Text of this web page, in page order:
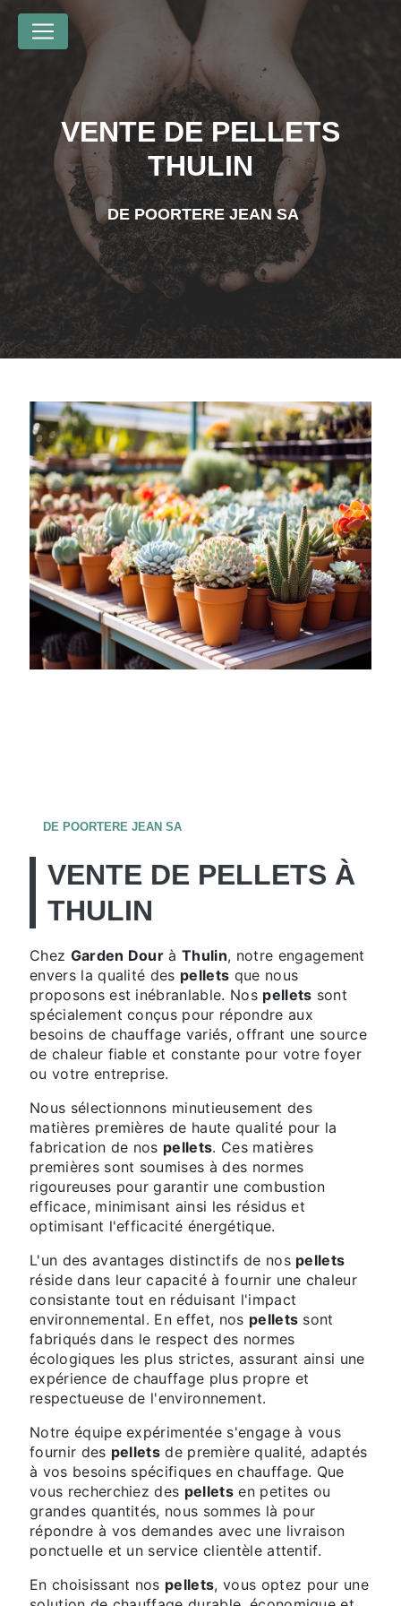
VENTE DE PELLETS
THULIN
DE POORTERE JEAN SA
DE POORTERE JEAN SA
VENTE DE PELLETS À
THULIN
Chez Garden Dour àThulin, notre engagement
envers la qualité des pellets que nous
proposons est inébranlable. Nos pellets sont
spécialement conçus pour répondre aux
besoins de chauffage variés, offrant une source
de chaleur fiable et constante pour votre foyer
ou votre entreprise.
Nous sélectionnons minutieusement des
matières premières de haute qualité pour la
fabrication de nos pellets. Ces matières
premières sont soumises à des normes
rigoureuses pour garantir une combustion
efficace, minimisant ainsi les résidus et
optimisant l'efficacité énergétique.
L'un des avantages distinctifs de nos pellets
réside dans leur capacité à fournir une chaleur
consistante tout en réduisant l'impact
environnemental. En effet, nos pellets sont
fabriqués dans le respect des normes
écologiques les plus strictes, assurant ainsi une
expérience de chauffage plus propre et
respectueuse de l'environnement.
Notre équipe expérimentée s'engage à vous
fournir des pellets de première qualité, adaptés
à vos besoins spécifiques en chauffage. Que
vous recherchiez des pelletsen petites ou
grandes quantités, nous sommes là pour
répondre à vos demandes avec une livraison
ponctuelle et un service clientèle attentif.
En choisissant nos pellets, vous optez pour une
Panneau de gestion des cookies